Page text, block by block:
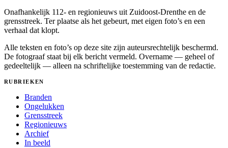
Onafhankelijk 112- en regionieuws uit Zuidoost-Drenthe en de
grensstreek. Ter plaatse als het gebeurt, met eigen foto’s en een
verhaal dat klopt.
Alle teksten en foto’s op deze site zijn auteursrechtelijk beschermd.
De fotograaf staat bij elk bericht vermeld. Overname — geheel of
gedeeltelijk — alleen na schriftelijke toestemming van de redactie.
RUBRIEKEN
Branden
Ongelukken
Grensstreek
Regionieuws
Archief
In beeld